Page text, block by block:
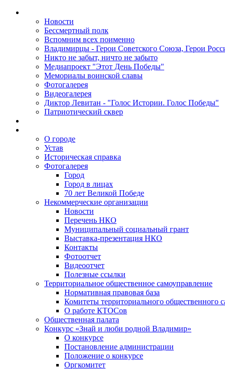
Новости
Бессмертный полк
Вспомним всех поименно
Владимирцы - Герои Советского Союза, Герои
Никто не забыт, ничто не забыто
Медиапроект "Этот День Победы"
Мемориалы воинской славы
Фотогалерея
Видеогалерея
Диктор Левитан - "Голос Истории. Голос Победы"
Патриотический сквер
О городе
Устав
Историческая справка
Фотогалерея
Город
Город в лицах
70 лет Великой Победе
Некоммерческие организации
Новости
Перечень НКО
Муниципальный социальный грант
Выставка-презентация НКО
Контакты
Фотоотчет
Видеоотчет
Полезные ссылки
Территориальное общественное самоуправление
Нормативная правовая база
Комитеты территориального общественного
О работе КТОСов
Общественная палата
Конкурс «Знай и люби родной Владимир»
О конкурсе
Постановление администрации
Положение о конкурсе
Оргкомитет